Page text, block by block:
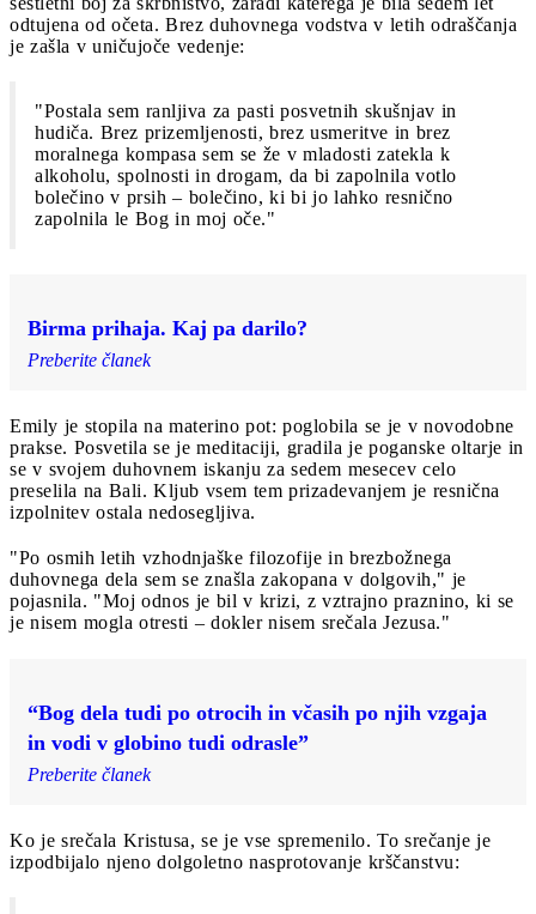
odtujena od očeta. Brez duhovnega vodstva v letih odraščanja
je zašla v uničujoče vedenje:
"Postala sem ranljiva za pasti posvetnih skušnjav in
hudiča. Brez prizemljenosti, brez usmeritve in brez
moralnega kompasa sem se že v mladosti zatekla k
alkoholu, spolnosti in drogam, da bi zapolnila votlo
bolečino v prsih – bolečino, ki bi jo lahko resnično
zapolnila le Bog in moj oče."
Birma prihaja. Kaj pa darilo?
Preberite članek
Emily je stopila na materino pot: poglobila se je v novodobne
prakse. Posvetila se je meditaciji, gradila je poganske oltarje in
se v svojem duhovnem iskanju za sedem mesecev celo
preselila na Bali. Kljub vsem tem prizadevanjem je resnična
izpolnitev ostala nedosegljiva.
"Po osmih letih vzhodnjaške filozofije in brezbožnega
duhovnega dela sem se znašla zakopana v dolgovih," je
pojasnila. "Moj odnos je bil v krizi, z vztrajno praznino, ki se
je nisem mogla otresti – dokler nisem srečala Jezusa."
“Bog dela tudi po otrocih in včasih po njih vzgaja
in vodi v globino tudi odrasle”
Preberite članek
Ko je srečala Kristusa, se je vse spremenilo. To srečanje je
izpodbijalo njeno dolgoletno nasprotovanje krščanstvu: